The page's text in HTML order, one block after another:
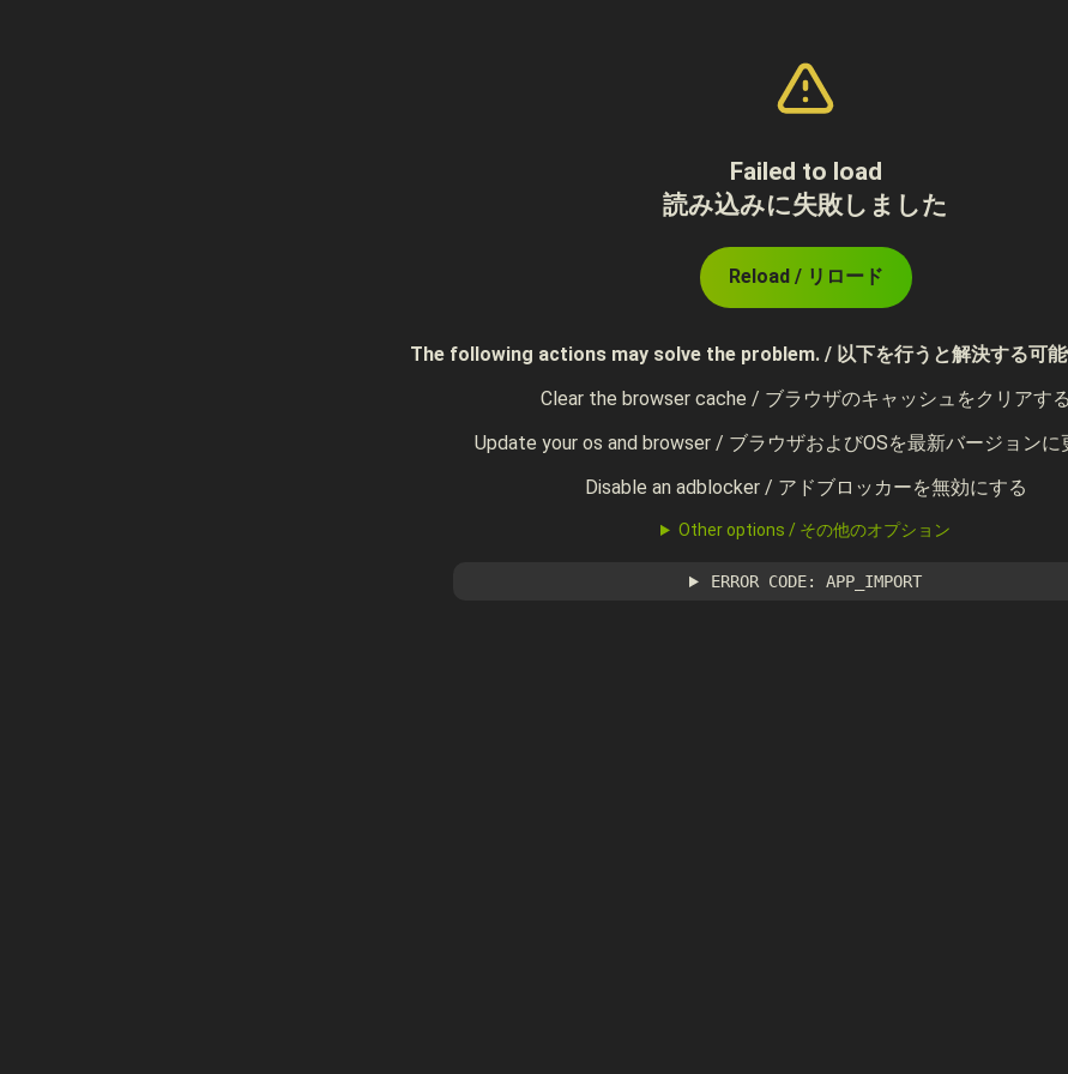
Failed to load
読み込みに失敗しました
Reload / リロード
The following actions may solve the problem. / 以下を行うと解決する可能
Clear the browser cache / ブラウザのキャッシュをクリアする
Update your os and browser / ブラウザおよびOSを最新バージョンに
Disable an adblocker / アドブロッカーを無効にする
Other options / その他のオプション
ERROR CODE: APP_IMPORT